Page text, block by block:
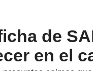
de
en el